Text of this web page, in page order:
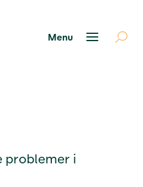
problemer i